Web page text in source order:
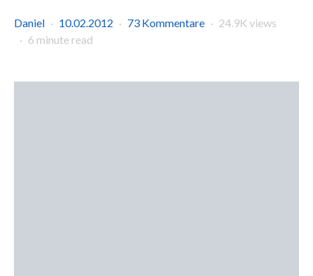
Daniel 10.02.2012 73 Kommentare
24.9K views
6 minute read